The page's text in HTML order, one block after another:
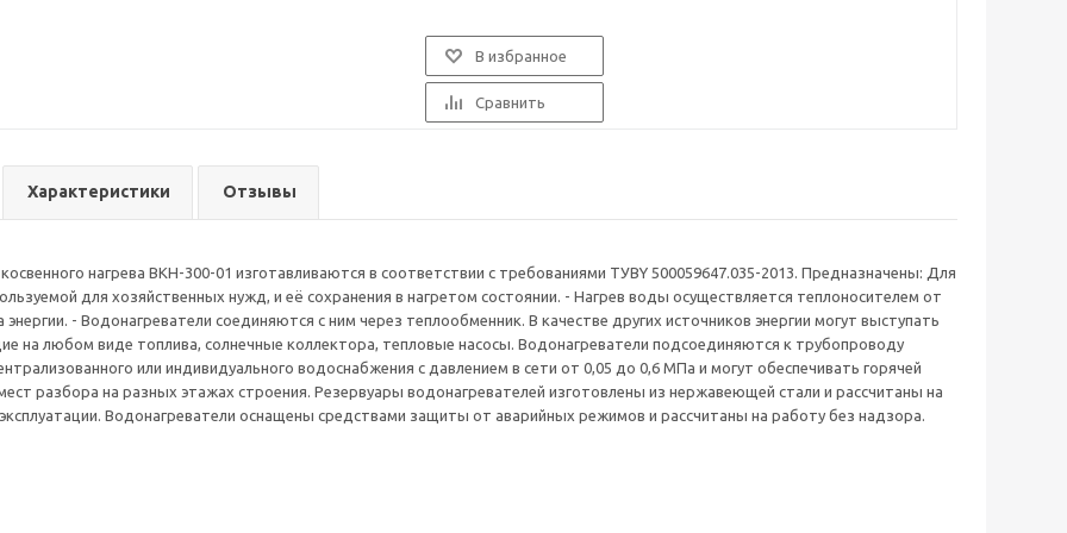
В избранное
Сравнить
Характеристики Отзывы
нагрева ВКН-300-01 изготавливаются в соответствии с требованиями ТУBY 500059647.035-2013. Предназначены: Для
для хозяйственных нужд, и её сохранения в нагретом состоянии. - Нагрев воды осуществляется теплоносителем от
энергии. - Водонагреватели соединяются с ним через теплообменник. В качестве других источников энергии могут выступать
на любом виде топлива, солнечные коллектора, тепловые насосы. Водонагреватели подсоединяются к трубопроводу
или индивидуального водоснабжения с давлением в сети от 0,05 до 0,6 МПа и могут обеспечивать горячей
разбора на разных этажах строения. Резервуары водонагревателей изготовлены из нержавеющей стали и рассчитаны на
Водонагреватели оснащены средствами защиты от аварийных режимов и рассчитаны на работу без надзора.